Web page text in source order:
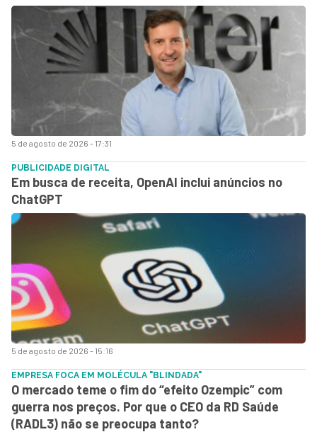
5 de agosto de 2026 - 17:31
5 de agosto de 2026 - 15:16
PUBLICIDADE DIGITAL
Em busca de receita, OpenAI inclui anúncios no
ChatGPT
EMPRESA FOCA EM MOLÉCULA "BLINDADA"
O mercado teme o fim do “efeito Ozempic” com
guerra nos preços. Por que o CEO da RD Saúde
(RADL3) não se preocupa tanto?